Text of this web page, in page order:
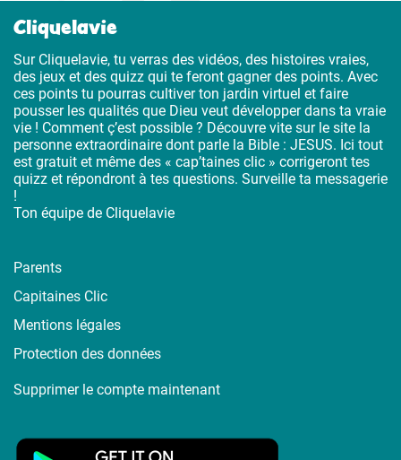
Cliquelavie
Sur Cliquelavie, tu verras des vidéos, des histoires vraies,
des jeux et des quizz qui te feront gagner des points. Avec
ces points tu pourras cultiver ton jardin virtuel et faire
pousser les qualités que Dieu veut développer dans ta vraie
vie ! Comment ç’est possible ? Découvre vite sur le site la
personne extraordinaire dont parle la Bible : JESUS. Ici tout
est gratuit et même des « cap’taines clic » corrigeront tes
quizz et répondront à tes questions. Surveille ta messagerie
!
Ton équipe de Cliquelavie
Parents
Capitaines Clic
Mentions légales
Protection des données
Supprimer le compte maintenant